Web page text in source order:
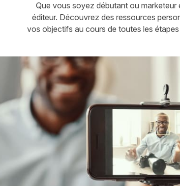
Que vous soyez débutant ou
éditeur. Découvrez des ressources
vos objectifs au cours de toutes les